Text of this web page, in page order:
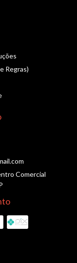
Regras)
Comercial